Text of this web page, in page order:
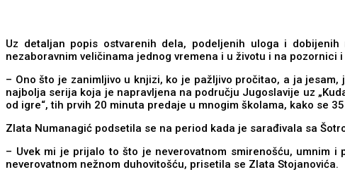
Uz detaljan popis ostvarenih dela, podeljenih uloga i
nezaboravnim veličinama jednog vremena i u životu i na
– Ono što je zanimljivo u knjizi, ko je pažljivo pročitao, a ja jesam,
najbolja serija koja je napravljena na području Jugoslavije uz
od igre“, tih prvih 20 minuta predaje u mnogim školama, kako se
Zlata Numanagić podsetila se na period kada je sarađivala sa
– Uvek mi je prijalo to što je neverovatnom smirenošću, umnim
neverovatnom nežnom duhovitošću, prisetila se Zlata Stojanovića.